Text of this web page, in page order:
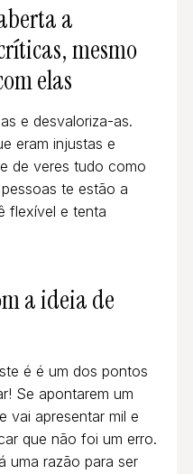
a
mesmo
elas
e desvaloriza-as.
eram injustas e
de veres tudo como
te estão a
flexível e tenta
a ideia de
é é um dos pontos
Se apontarem um
vai apresentar mil e
que não foi um erro.
uma razão para ser